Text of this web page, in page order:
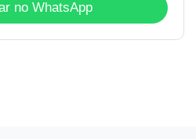
no WhatsApp